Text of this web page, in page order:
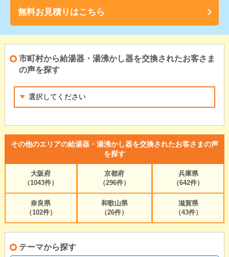
無料お見積りはこちら
市町村から給湯器・湯沸かし器を交換されたお客さま
の声を探す
その他のエリアの給湯器・湯沸かし器を交換されたお客さまの声
を探す
大阪府
（1043件）
京都府
（296件）
兵庫県
（642件）
奈良県
（102件）
和歌山県
（26件）
滋賀県
（43件）
テーマから探す